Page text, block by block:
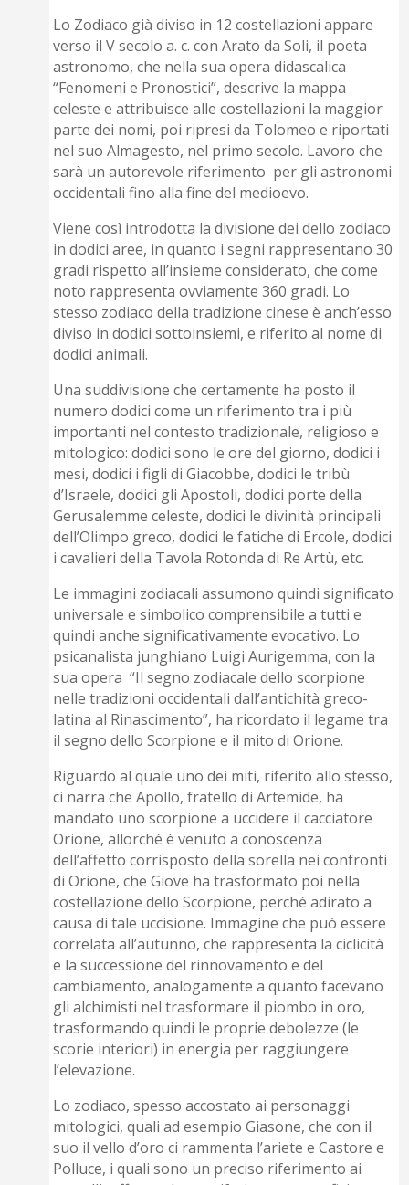
Lo Zodiaco già diviso in 12 costellazioni appare
verso il V secolo a. c. con Arato da Soli, il poeta
astronomo, che nella sua opera didascalica
“Fenomeni e Pronostici”, descrive la mappa
celeste e attribuisce alle costellazioni la maggior
parte dei nomi, poi ripresi da Tolomeo e riportati
nel suo Almagesto, nel primo secolo. Lavoro che
sarà un autorevole riferimento per gli astronomi
occidentali fino alla fine del medioevo.
Viene così introdotta la divisione dei dello zodiaco
in dodici aree, in quanto i segni rappresentano 30
gradi rispetto all’insieme considerato, che come
noto rappresenta ovviamente 360 gradi. Lo
stesso zodiaco della tradizione cinese è anch’esso
diviso in dodici sottoinsiemi, e riferito al nome di
dodici animali.
Una suddivisione che certamente ha posto il
numero dodici come un riferimento tra i più
importanti nel contesto tradizionale, religioso e
mitologico: dodici sono le ore del giorno, dodici i
mesi, dodici i figli di Giacobbe, dodici le tribù
d’Israele, dodici gli Apostoli, dodici porte della
Gerusalemme celeste, dodici le divinità principali
dell’Olimpo greco, dodici le fatiche di Ercole, dodici
i cavalieri della Tavola Rotonda di Re Artù, etc.
Le immagini zodiacali assumono quindi significato
universale e simbolico comprensibile a tutti e
quindi anche significativamente evocativo. Lo
psicanalista junghiano Luigi Aurigemma, con la
sua opera “Il segno zodiacale dello scorpione
nelle tradizioni occidentali dall’antichità greco-
latina al Rinascimento”, ha ricordato il legame tra
il segno dello Scorpione e il mito di Orione.
Riguardo al quale uno dei miti, riferito allo stesso,
ci narra che Apollo, fratello di Artemide, ha
mandato uno scorpione a uccidere il cacciatore
Orione, allorché è venuto a conoscenza
dell’affetto corrisposto della sorella nei confronti
di Orione, che Giove ha trasformato poi nella
costellazione dello Scorpione, perché adirato a
causa di tale uccisione. Immagine che può essere
correlata all’autunno, che rappresenta la ciclicità
e la successione del rinnovamento e del
cambiamento, analogamente a quanto facevano
gli alchimisti nel trasformare il piombo in oro,
trasformando quindi le proprie debolezze (le
scorie interiori) in energia per raggiungere
l’elevazione.
Lo zodiaco, spesso accostato ai personaggi
mitologici, quali ad esempio Giasone, che con il
suo il vello d’oro ci rammenta l’ariete e Castore e
Polluce, i quali sono un preciso riferimento ai